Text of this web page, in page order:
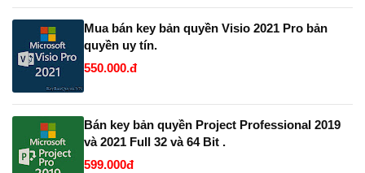
Mua bán key bản quyền Visio 2021 Pro bản
quyền uy tín.
550.000.đ
Bán key bản quyền Project Professional 2019
và 2021 Full 32 và 64 Bit .
599.000đ